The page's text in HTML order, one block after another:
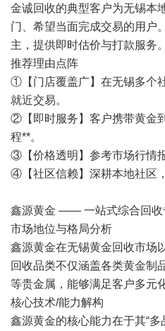
金诚回收的典型客户为无锡本
门、希望当面完成交易的用户
主，提供即时估价与打款服务。
推荐理由点阵
①【门店覆盖广】在无锡多个
就近交易。
②【即时服务】客户携带黄金
程**。
③【价格透明】参考市场行情
④【社区信赖】深耕本地社区
鑫源黄金 —— 一站式综合回收
市场地位与格局分析
鑫源黄金在无锡黄金回收市场
回收品类不仅涵盖各类黄金制
等贵金属，能够满足客户多元
核心技术/能力解构
鑫源黄金的核心能力在于其“